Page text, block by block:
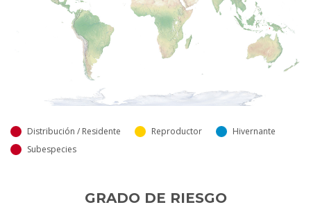
Distribución / Residente Reproductor
Hivernante
Subespecies
GRADO DE RIESGO